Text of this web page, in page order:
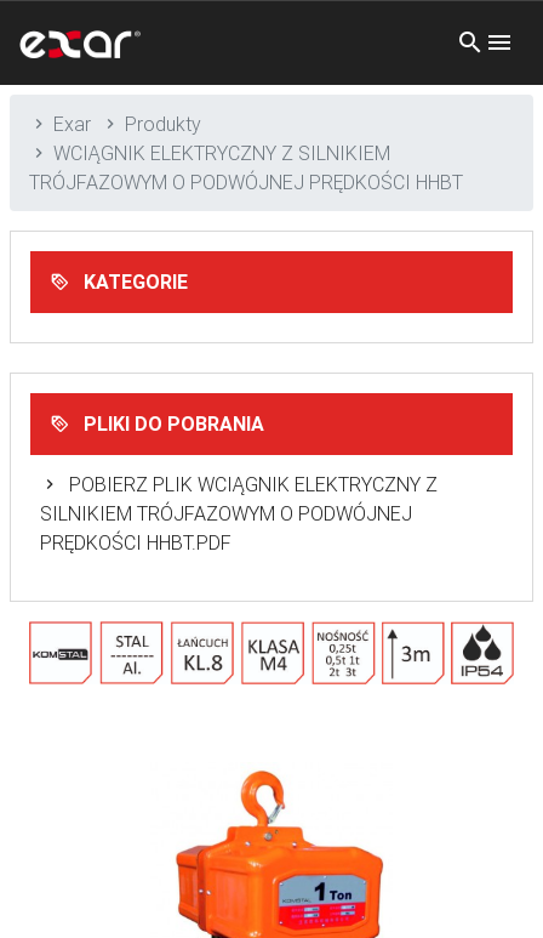
Exar
Produkty
WCIĄGNIK ELEKTRYCZNY Z SILNIKIEM
TRÓJFAZOWYM O PODWÓJNEJ PRĘDKOŚCI HHBT
KATEGORIE
PLIKI DO POBRANIA
POBIERZ PLIK WCIĄGNIK ELEKTRYCZNY Z
SILNIKIEM TRÓJFAZOWYM O PODWÓJNEJ
PRĘDKOŚCI HHBT.PDF